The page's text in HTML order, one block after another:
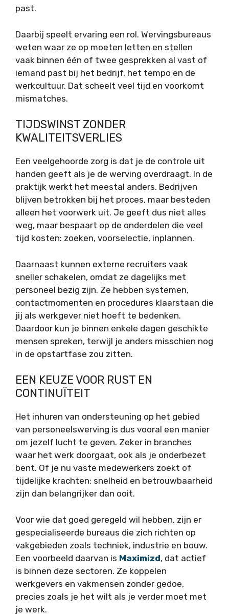
past.
Daarbij speelt ervaring een rol. Wervingsbureaus
weten waar ze op moeten letten en stellen
vaak binnen één of twee gesprekken al vast of
iemand past bij het bedrijf, het tempo en de
werkcultuur. Dat scheelt veel tijd en voorkomt
mismatches.
TIJDSWINST ZONDER
KWALITEITSVERLIES
Een veelgehoorde zorg is dat je de controle uit
handen geeft als je de werving overdraagt. In de
praktijk werkt het meestal anders. Bedrijven
blijven betrokken bij het proces, maar besteden
alleen het voorwerk uit. Je geeft dus niet alles
weg, maar bespaart op de onderdelen die veel
tijd kosten: zoeken, voorselectie, inplannen.
Daarnaast kunnen externe recruiters vaak
sneller schakelen, omdat ze dagelijks met
personeel bezig zijn. Ze hebben systemen,
contactmomenten en procedures klaarstaan die
jij als werkgever niet hoeft te bedenken.
Daardoor kun je binnen enkele dagen geschikte
mensen spreken, terwijl je anders misschien nog
in de opstartfase zou zitten.
EEN KEUZE VOOR RUST EN
CONTINUÏTEIT
Het inhuren van ondersteuning op het gebied
van personeelswerving is dus vooral een manier
om jezelf lucht te geven. Zeker in branches
waar het werk doorgaat, ook als je onderbezet
bent. Of je nu vaste medewerkers zoekt of
tijdelijke krachten: snelheid en betrouwbaarheid
zijn dan belangrijker dan ooit.
Voor wie dat goed geregeld wil hebben, zijn er
gespecialiseerde bureaus die zich richten op
vakgebieden zoals techniek, industrie en bouw.
Een voorbeeld daarvan is Maximizd, dat actief
is binnen deze sectoren. Ze koppelen
werkgevers en vakmensen zonder gedoe,
precies zoals je het wilt als je verder moet met
je werk.